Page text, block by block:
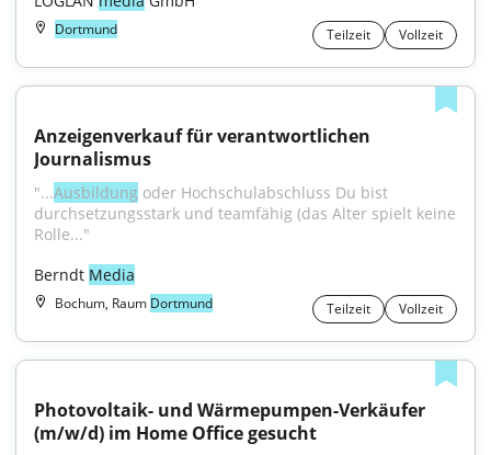
Dortmund Teilzeit Vollzeit
Anzeigenverkauf für verantwortlichen
Journalismus
"...Ausbildung oder Hochschulabschluss Du bist
durchsetzungsstark und teamfähig (das Alter spielt keine
Rolle..."
Berndt Media
Bochum, Raum Dortmund Teilzeit Vollzeit
Photovoltaik- und Wärmepumpen-Verkäufer
(m/w/d) im Home Office gesucht